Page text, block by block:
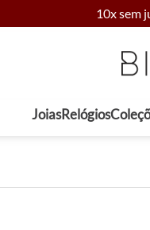
10x sem
JoiasRelógios